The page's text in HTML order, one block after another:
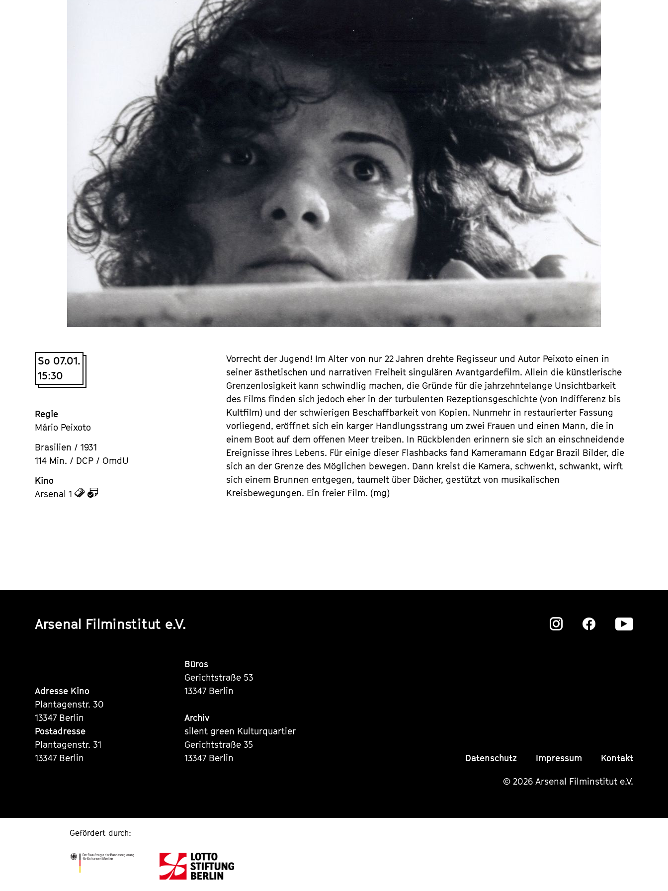
So 07.01.
15:30
Regie
Mário Peixoto
Brasilien / 1931
114 Min. / DCP / OmdU
Kino
Arsenal 1
zu
Vorrecht der Jugend! Im Alter von nur 22 Jahren drehte Regisseur und Autor Peixoto einen in
seiner ästhetischen und narrativen Freiheit singulären Avantgardefilm. Allein die künstlerische
Grenzenlosigkeit kann schwindlig machen, die Gründe für die jahrzehntelange Unsichtbarkeit
des Films finden sich jedoch eher in der turbulenten Rezeptionsgeschichte (von Indifferenz bis
Kultfilm) und der schwierigen Beschaffbarkeit von Kopien. Nunmehr in restaurierter Fassung
vorliegend, eröffnet sich ein karger Handlungsstrang um zwei Frauen und einen Mann, die in
einem Boot auf dem offenen Meer treiben. In Rückblenden erinnern sie sich an einschneidende
Ereignisse ihres Lebens. Für einige dieser Flashbacks fand Kameramann Edgar Brazil ­Bilder, die
sich an der Grenze des Möglichen bewegen. Dann kreist die Kamera, schwenkt, schwankt, wirft
sich einem Brunnen entgegen, taumelt über Dächer, gestützt von musikalischen
Kreisbewegungen. Ein freier Film. (mg)
Arsenal Filminstitut e.V.
Zu
Zu
Zu
Adresse Kino
Plantagenstr. 30
13347 Berlin
Postadresse
Plantagenstr. 31
13347 Berlin
Büros
Gerichtstraße 53
13347 Berlin
Archiv
silent green Kulturquartier
Gerichtstraße 35
13347 Berlin
Datenschutz Impressum Kontakt
© 2026 Arsenal Filminstitut e.V.
Gefördert durch: